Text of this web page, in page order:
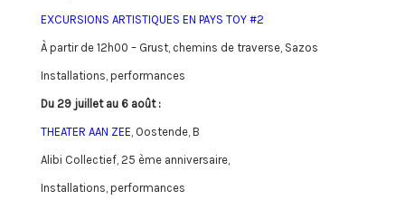
EXCURSIONS ARTISTIQUES EN PAYS TOY #2
À partir de 12h00 – Grust, chemins de traverse, Sazos
Installations, performances
Du 29 juillet au 6 août :
THEATER AAN ZEE, Oostende, B
Alibi Collectief, 25 ème anniversaire,
Installations, performances